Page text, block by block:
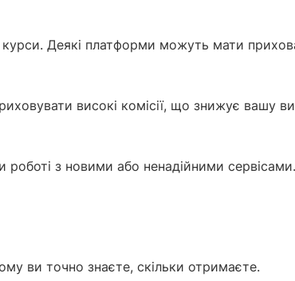
Деякі платформи можуть мати
високі комісії, що знижує вашу
з новими або ненадійними сервісами.
ви точно знаєте, скільки отримаєте.